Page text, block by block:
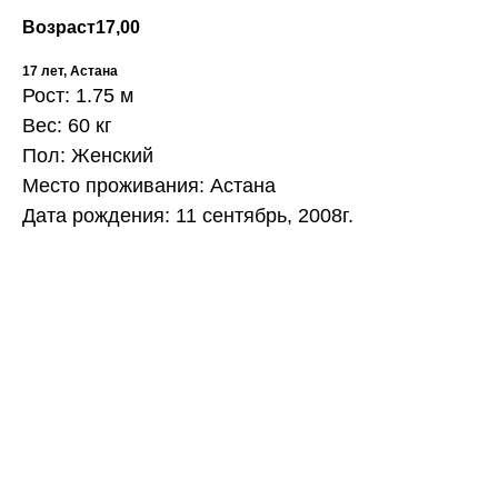
Возраст17,00
17 лет, Астана
Рост: 1.75 м
Вес: 60 кг
Пол: Женский
Место проживания: Астана
Дата рождения: 11 сентябрь, 2008г.